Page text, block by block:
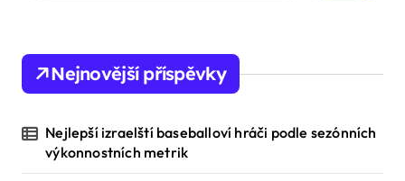
h
o
:
Nejnovější příspěvky
Nejlepší izraelští baseballoví hráči podle sezónních
výkonnostních metrik